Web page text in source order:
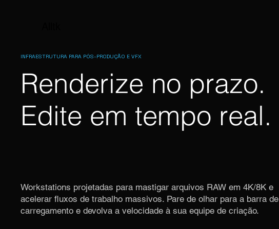
INFRAESTRUTURA PARA PÓS-PRODUÇÃO E VFX
Renderize no prazo.
Edite em tempo real.
Workstations projetadas para mastigar arquivos RAW em 4K/8K e
acelerar fluxos de trabalho massivos. Pare de olhar para a barra de
carregamento e devolva a velocidade à sua equipe de criação.